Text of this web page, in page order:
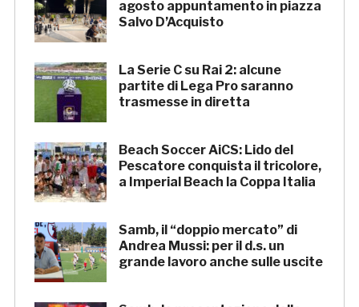
agosto appuntamento in piazza
Salvo D’Acquisto
La Serie C su Rai 2: alcune
partite di Lega Pro saranno
trasmesse in diretta
Beach Soccer AiCS: Lido del
Pescatore conquista il tricolore,
a Imperial Beach la Coppa Italia
Samb, il “doppio mercato” di
Andrea Mussi: per il d.s. un
grande lavoro anche sulle uscite